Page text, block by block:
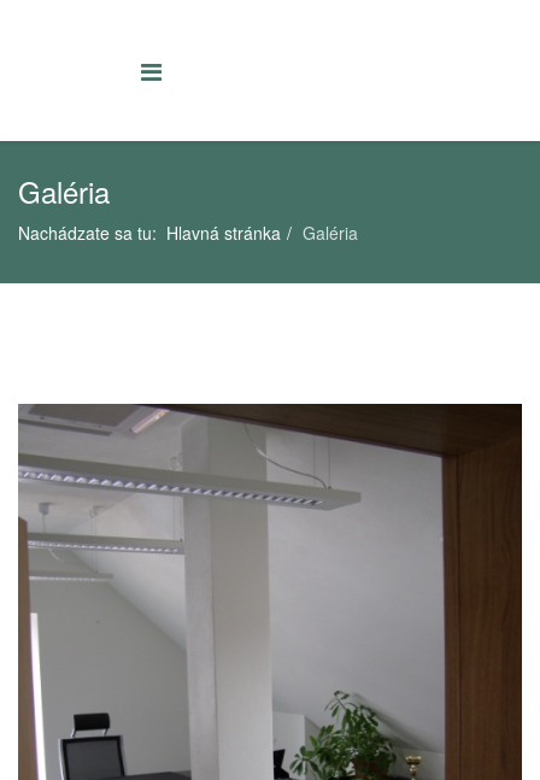
Galéria
Nachádzate sa tu: Hlavná stránka Galéria